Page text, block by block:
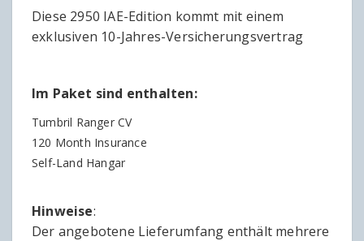
Diese 2950 IAE-Edition kommt mit einem
exklusiven 10-Jahres-Versicherungsvertrag
Im Paket sind enthalten:
Tumbril Ranger CV
120 Month Insurance
Self-Land Hangar
Hinweise:
Der angebotene Lieferumfang enthält mehrere